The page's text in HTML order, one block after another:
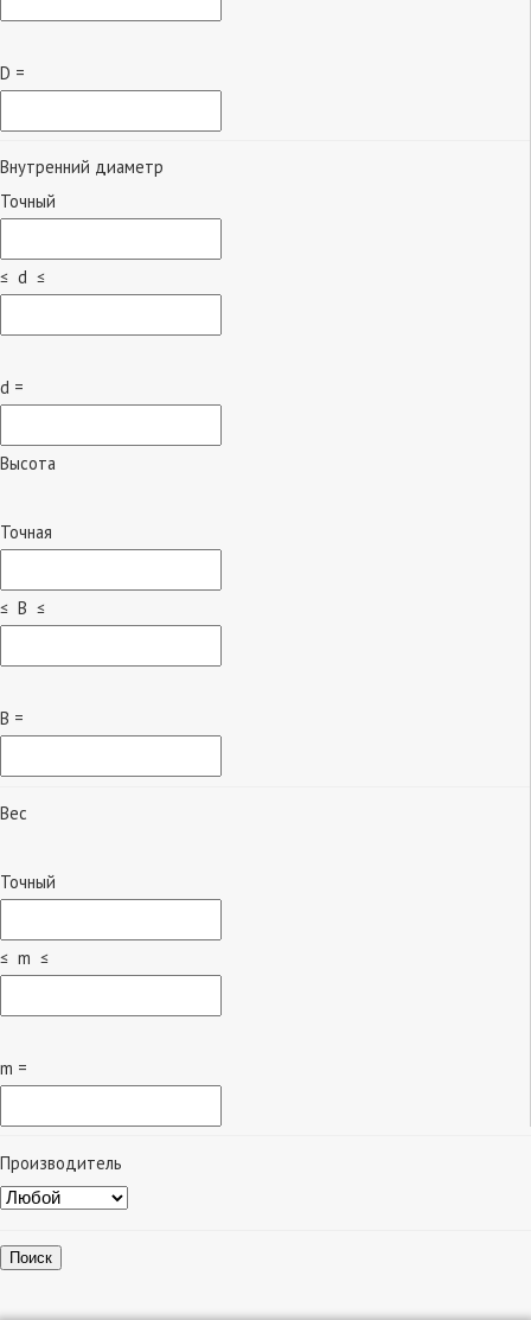
D =
Внутренний диаметр
Точный
≤ d ≤
d =
Высота
Точная
≤ B ≤
B =
Вес
Точный
≤ m ≤
m =
Производитель
Поиск